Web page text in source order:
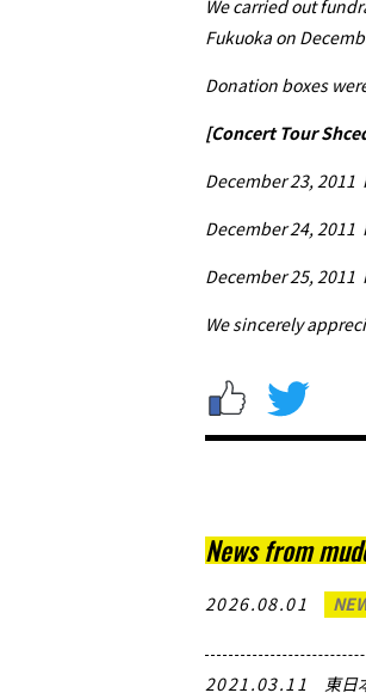
We carried out
Fukuoka on
Donation boxes
[Concert Tour
December 23, 2011
December 24, 2011
December 25, 2011
We sincerely
News from
2026.08.01
2021.03.11 東日